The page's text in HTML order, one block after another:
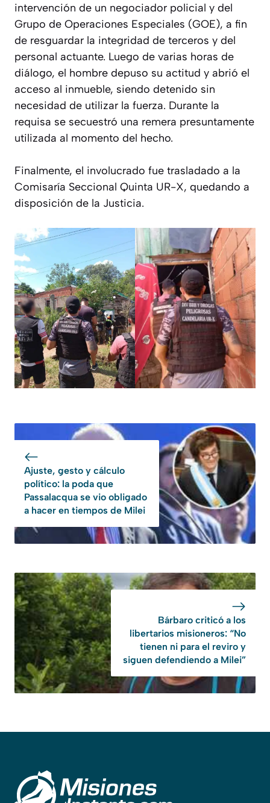
intervención de un negociador policial y del
Grupo de Operaciones Especiales (GOE), a fin
de resguardar la integridad de terceros y del
personal actuante. Luego de varias horas de
diálogo, el hombre depuso su actitud y abrió el
acceso al inmueble, siendo detenido sin
necesidad de utilizar la fuerza. Durante la
requisa se secuestró una remera presuntamente
utilizada al momento del hecho.
Finalmente, el involucrado fue trasladado a la
Comisaría Seccional Quinta UR-X, quedando a
disposición de la Justicia.
Ajuste, gesto y cálculo
político: la poda que
Passalacqua se vio obligado
a hacer en tiempos de Milei
Bárbaro criticó a los
libertarios misioneros: “No
tienen ni para el reviro y
siguen defendiendo a Milei”